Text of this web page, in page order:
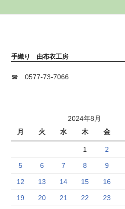
手織り 由布衣工房
☎ 0577-73-7066
2024年8月
月
火 水 木 金
1 2
5 6 7 8 9
12 13 14 15 16
19 20 21 22 23